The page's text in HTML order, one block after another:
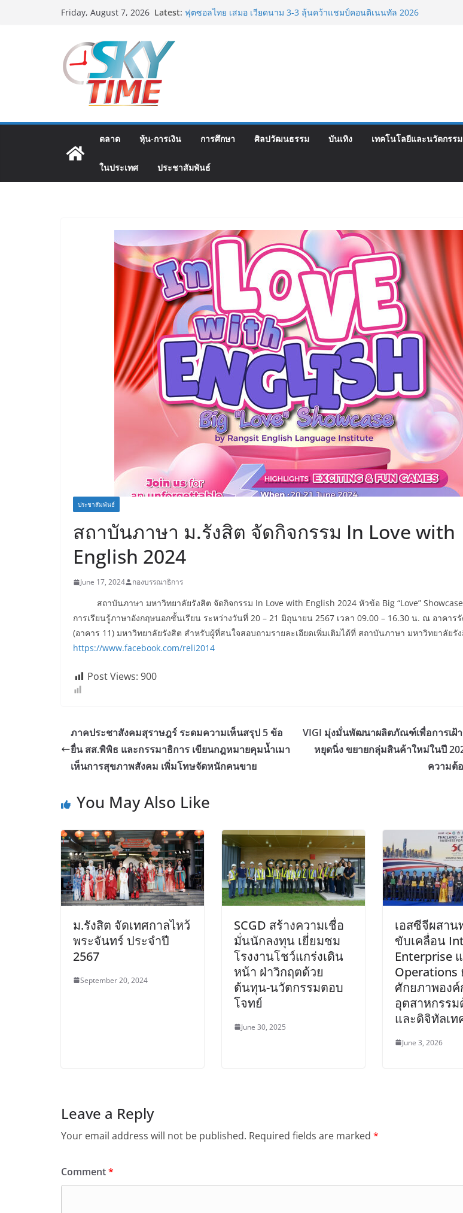
Friday, August 7, 2026 Latest: ส.ค.69 ฮอลล์ 6-8 เมืองทองธานีพบทัพธุรกิจ&แฟรนไชส์ ซัพพลาย
แชมเปี้ยนชิพ 2026
Guangzhou Yinghao School เผยวิสัยทัศน์การศึกษาที่พร้อมรับ
ตลาด หุ้น-การเงิน การศึกษา ศิลปวัฒนธรรม บันเทิง เทคโนโลยีและนวัตกรรม
ในประเทศ ประชาสัมพันธ์
ประชาสัมพันธ์
สถาบันภาษา ม.รังสิต จัดกิจกรรม In Love with
English 2024
June 17, 2024 กองบรรณาธิการ
สถาบันภาษา มหาวิทยาลัยรังสิต จัดกิจกรรม In Love with English 2024 หัวข้อ Big “Love” Showcase
การเรียนรู้ภาษาอังกฤษนอกชั้นเรียน ระหว่างวันที่ 20 – 21 มิถุนายน 2567 เวลา 09.00 – 16.30 น. ณ อาคา
(อาคาร 11) มหาวิทยาลัยรังสิต สำหรับผู้ที่สนใจสอบถามรายละเอียดเพิ่มเติมได้ที่ สถาบันภาษา มหาวิทยาลัยรั
https://www.facebook.com/reli2014
Post Views: 900
ภาคประชาสังคมสุราษฎร์ ระดมความเห็นสรุป 5 ข้อ
ยื่น สส.พิพิธ และกรรมาธิการ เขียนกฎหมายคุมน้ำเมา
เห็นการสุขภาพสังคม เพิ่มโทษจัดหนักคนขาย
VIGI มุ่งมั่นพัฒนาผลิตภัณฑ์เพื่อการเฝ้า
หยุดนิ่ง ขยายกลุ่มสินค้าใหม่ในปี
ความต้
You May Also Like
ม.รังสิต จัดเทศกาลไหว้
พระจันทร์ ประจำปี
2567
September 20, 2024
SCGD สร้างความเชื่อ
มั่นนักลงทุน เยี่ยมชม
โรงงานโชว์แกร่งเดิน
หน้า ฝ่าวิกฤตด้วย
ต้นทุน-นวัตกรรมตอบ
โจทย์
June 30, 2025
เอสซีจีผสาน
ขับเคลื่อน
Enterprise
Operations
ศักยภาพองค์
อุตสาหกรรม
และดิจิทัลเท
June 3, 2026
Leave a Reply
Your email address will not be published. Required fields are marked *
Comment*